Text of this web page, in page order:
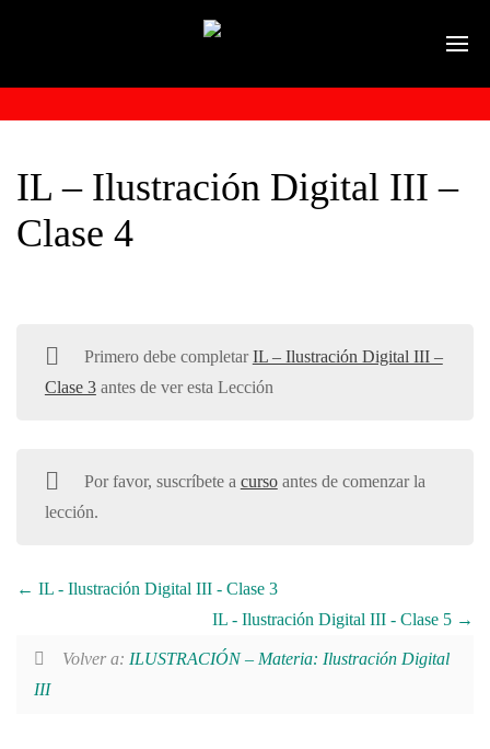
IL – Ilustración Digital III –
Clase 4
Primero debe completarIL – Ilustración Digital III –
Clase 3antes de ver esta Lección
Por favor, suscríbete a cursoantes de comenzar la
lección.
IL - Ilustración Digital III - Clase 3
IL - Ilustración Digital III - Clase 5
Volver a: ILUSTRACIÓN – Materia: Ilustración Digital
III